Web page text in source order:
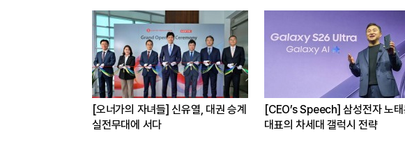
[오너가의 자녀들] 신유열, 대권 승계
실전무대에 서다
[CEO’s Speech] 삼성전자 노
대표의 차세대 갤럭시 전략